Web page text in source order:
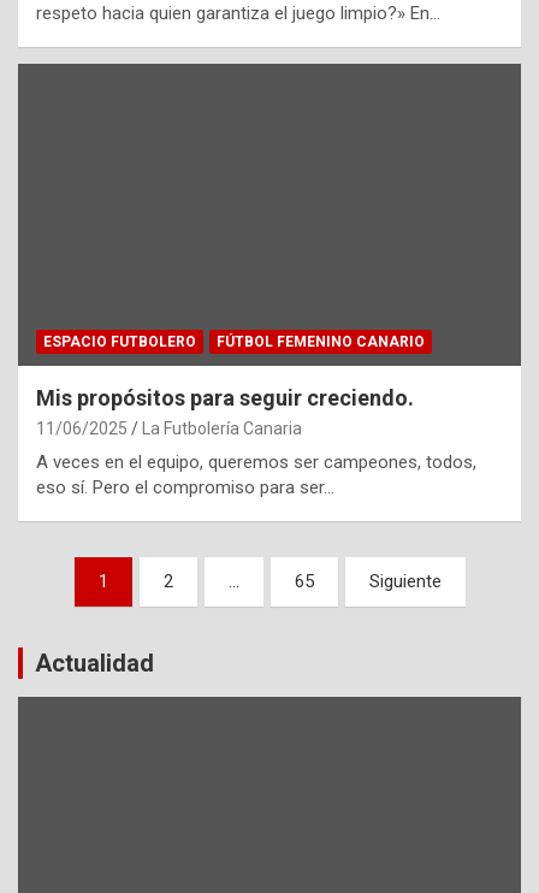
respeto hacia quien garantiza el juego limpio?» En…
ESPACIO FUTBOLERO FÚTBOL FEMENINO CANARIO
Mis propósitos para seguir creciendo.
11/06/2025 La Futbolería Canaria
A veces en el equipo, queremos ser campeones, todos,
eso sí. Pero el compromiso para ser…
Paginación
entradas
1 2 … 65 Siguiente
Actualidad